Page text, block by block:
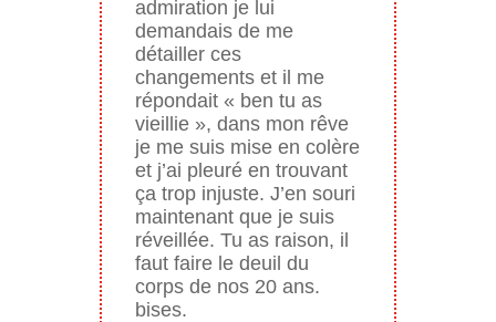
admiration je lui
demandais de me
détailler ces
changements et il me
répondait « ben tu as
vieillie », dans mon rêve
je me suis mise en colère
et j’ai pleuré en trouvant
ça trop injuste. J’en souri
maintenant que je suis
réveillée. Tu as raison, il
faut faire le deuil du
corps de nos 20 ans.
bises.